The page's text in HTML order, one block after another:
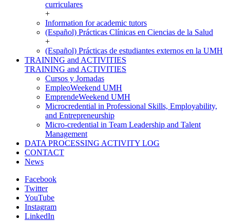
curriculares
+
Information for academic tutors
(Español) Prácticas Clínicas en Ciencias de la Salud
+
(Español) Prácticas de estudiantes externos en la UMH
TRAINING and ACTIVITIES
TRAINING and ACTIVITIES
Cursos y Jornadas
EmpleoWeekend UMH
EmprendeWeekend UMH
Microcredential in Professional Skills, Employability,
and Entrepreneurship
Micro-credential in Team Leadership and Talent
Management
DATA PROCESSING ACTIVITY LOG
CONTACT
News
Facebook
Twitter
YouTube
Instagram
LinkedIn